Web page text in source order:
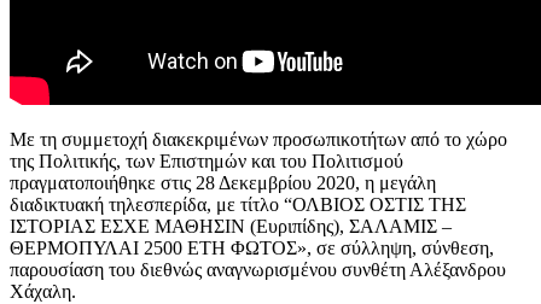
Με τη συμμετοχή διακεκριμένων προσωπικοτήτων από το χώρο
της Πολιτικής, των Επιστημών και του Πολιτισμού
πραγματοποιήθηκε στις 28 Δεκεμβρίου 2020, η μεγάλη
διαδικτυακή τηλεσπερίδα, με τίτλο “ΟΛΒΙΟΣ ΟΣΤΙΣ ΤΗΣ
ΙΣΤΟΡΙΑΣ ΕΣΧΕ ΜΑΘΗΣΙΝ (Ευριπίδης), ΣΑΛΑΜΙΣ –
ΘΕΡΜΟΠΥΛΑΙ 2500 ΕΤΗ ΦΩΤΟΣ», σε σύλληψη, σύνθεση,
παρουσίαση του διεθνώς αναγνωρισμένου συνθέτη Αλέξανδρου
Χάχαλη.